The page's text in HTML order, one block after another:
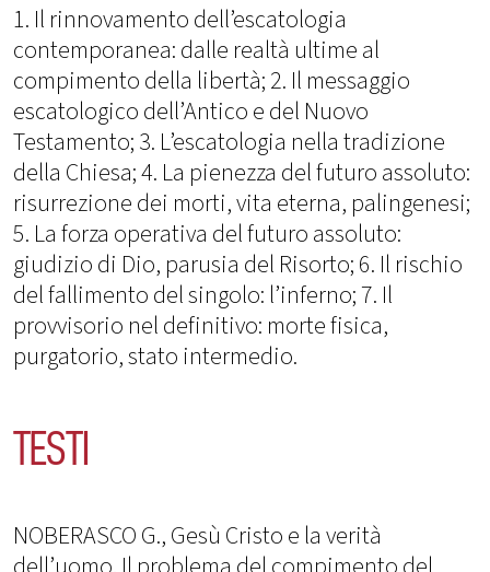
1. Il rinnovamento dell’escatologia
contemporanea: dalle realtà ultime al
compimento della libertà; 2. Il messaggio
escatologico dell’Antico e del Nuovo
Testamento; 3. L’escatologia nella tradizione
della Chiesa; 4. La pienezza del futuro assoluto:
risurrezione dei morti, vita eterna, palingenesi;
5. La forza operativa del futuro assoluto:
giudizio di Dio, parusia del Risorto; 6. Il rischio
del fallimento del singolo: l’inferno; 7. Il
provvisorio nel definitivo: morte fisica,
purgatorio, stato intermedio.
TESTI
NOBERASCO G., Gesù Cristo e la verità